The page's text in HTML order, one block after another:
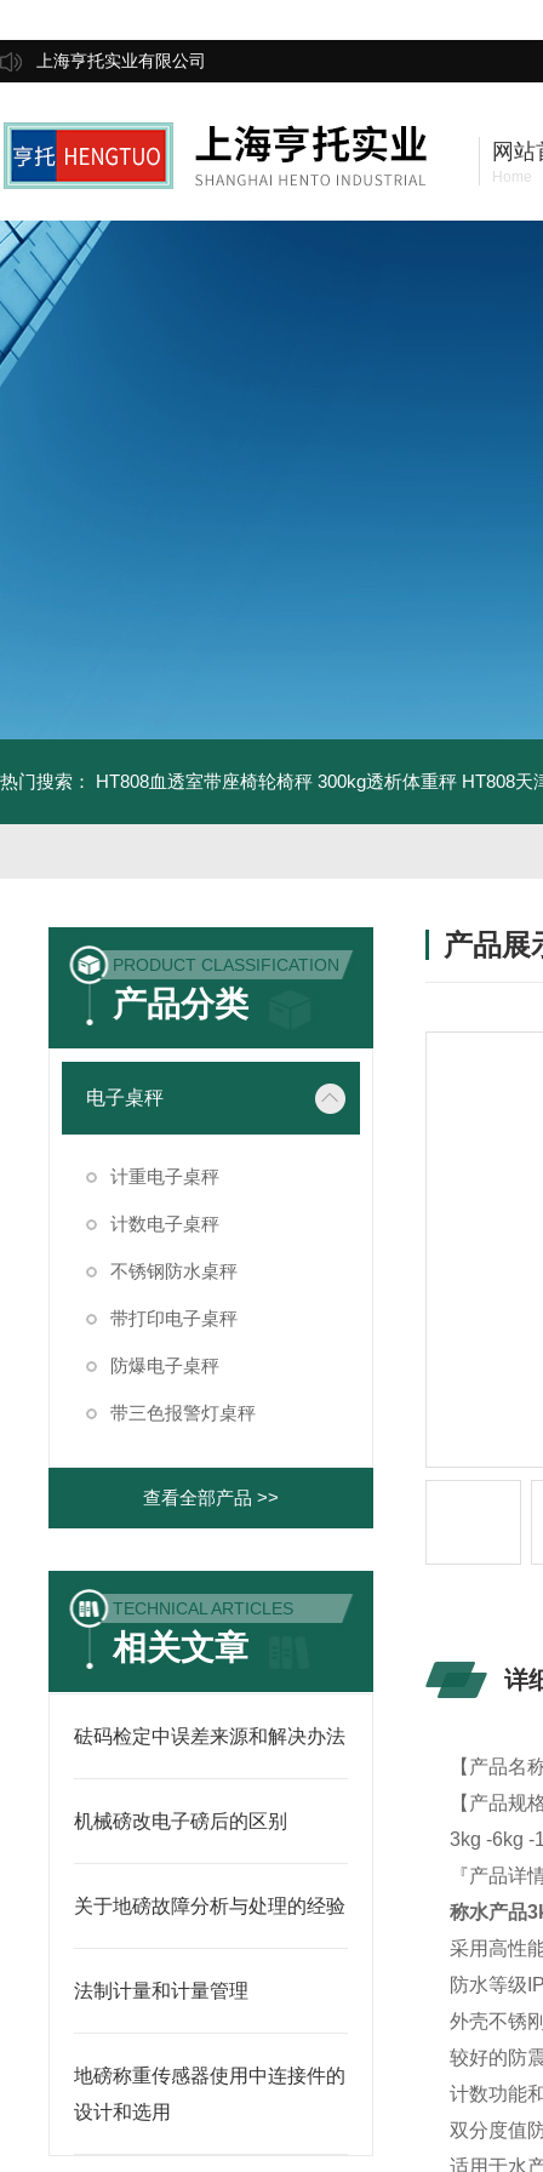
上海亨托实业有限公司
网站
Home
热门搜索： HT808血透室带座椅轮椅秤 300kg透析体重秤 HT808天
PRODUCT CLASSIFICATION
产品分类
电子桌秤
计重电子桌秤
计数电子桌秤
不锈钢防水桌秤
带打印电子桌秤
防爆电子桌秤
带三色报警灯桌秤
查看全部产品 >>
TECHNICAL ARTICLES
相关文章
砝码检定中误差来源和解决办法
机械磅改电子磅后的区别
关于地磅故障分析与处理的经验
法制计量和计量管理
地磅称重传感器使用中连接件的
设计和选用
产品展
详
【产品名
【产品规
3kg -6kg -
『产品
称水产品
采用高性
防水等级
外壳不锈
较好的防
计数功能
双分度值
适用于水